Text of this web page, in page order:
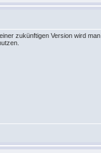
zukünftigen Version wird